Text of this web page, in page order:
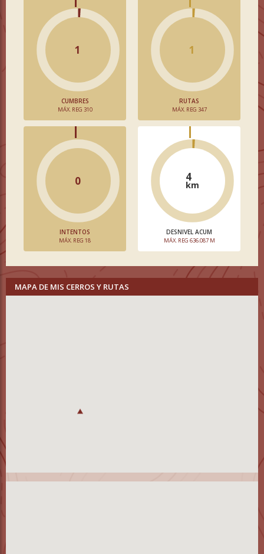
1
CUMBRES
MÁX. REG 310
1
RUTAS
MÁX. REG 347
0
INTENTOS
MÁX. REG 18
4
km
DESNIVEL ACUM
MÁX. REG 636.087 M
MAPA DE MIS CERROS Y RUTAS